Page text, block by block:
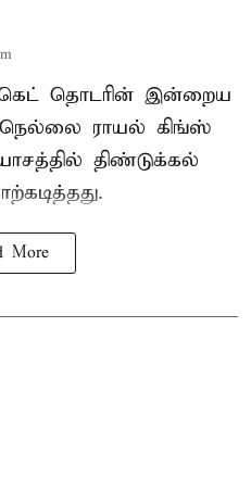
தொடரின் இன்றைய
ராயல் கிங்ஸ்
திண்டுக்கல்
More